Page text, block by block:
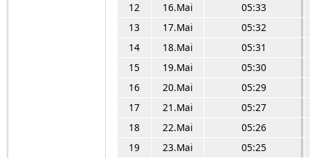
12
16.Mai
05:33
13
17.Mai
05:32
14
18.Mai
05:31
15
19.Mai
05:30
16
20.Mai
05:29
17
21.Mai
05:27
18
22.Mai
05:26
19
23.Mai
05:25